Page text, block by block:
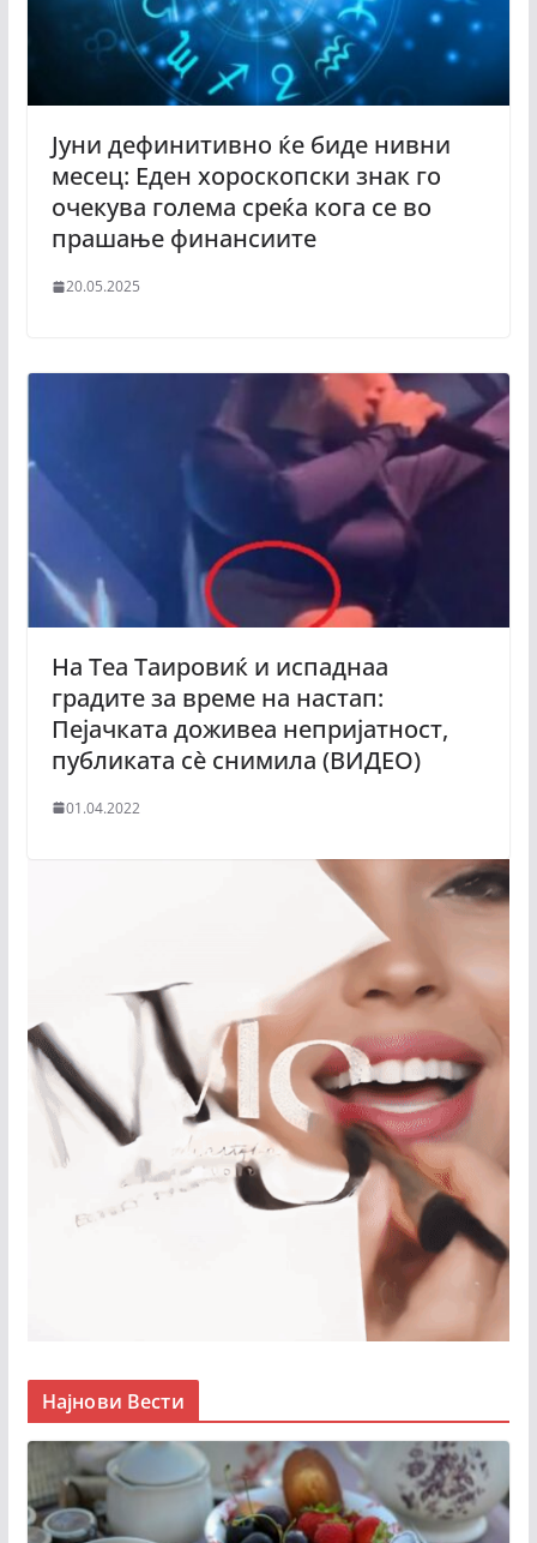
Јуни дефинитивно ќе биде нивни
месец: Еден хороскопски знак го
очекува голема среќа кога се во
прашање финансиите
20.05.2025
На Теа Таировиќ и испаднаа
градите за време на настап:
Пејачката доживеа непријатност,
публиката сè снимила (ВИДЕО)
01.04.2022
Најнови Вести